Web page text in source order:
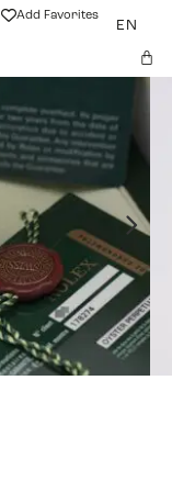
Add Favorites
EN